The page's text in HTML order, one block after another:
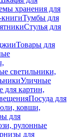
хранения для
Тумбы для
Стулья для
Товары для
светильники,
Уличные
для картин,
Посуда для
ковши,
для
рулонные
для